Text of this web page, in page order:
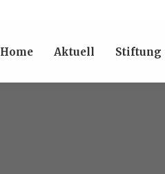
Home Aktuell Stiftung